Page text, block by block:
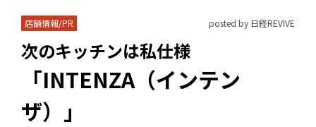
店舗情報/PR posted by 日経REVIVE
次のキッチンは私仕様
「INTENZA（インテン
ザ）」